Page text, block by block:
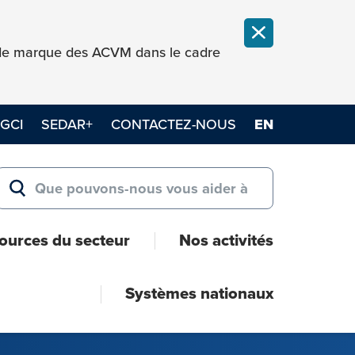
marque des ACVM dans le cadre FERMER LA
GCI SEDAR+ CONTACTEZ-NOUS EN
for:
RECHERCHER
du secteur Nos activités
Systèmes nationaux